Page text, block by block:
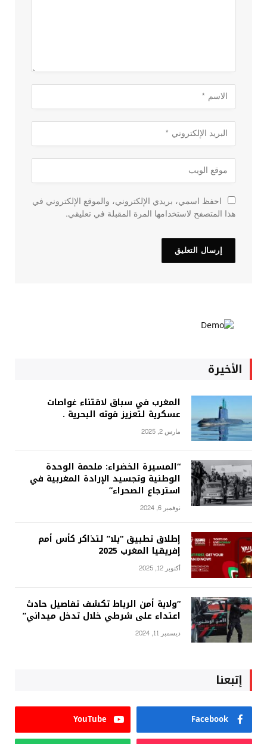
احفظ اسمي، بريدي الإلكتروني، والموقع الإلكتروني في
هذا المتصفح لاستخدامها المرة المقبلة في تعليقي.
الأخيرة
المغرب في سباق لاقتناء غواصات
عسكرية لتعزيز قوته البحرية .
مارس 2, 2025
“المسيرة الخضراء: ملحمة الوحدة
الوطنية وتجسيد الإرادة المغربية في
استرجاع الصحراء”
نوفمبر 6, 2024
إطلاق تطبيق “يلا” لتذاكر كأس أمم
إفريقيا المغرب 2025
أكتوبر 12, 2025
“ولاية أمن الرباط تكشف تفاصيل حادث
اعتداء على شرطي خلال تدخل ميداني”
ديسمبر 11, 2024
إتبعنا
Facebook
YouTube